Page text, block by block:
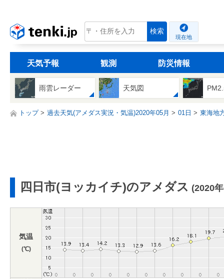
tenki.jp 検索
現在地
天気予報 観測 防災情報
雨雲レーダー 天気図
トップ 過去天気(アメダス実況・気温)2020年05月 01日 東海地
四日市(ヨッカイチ)のアメダス (2020
気温
(℃)